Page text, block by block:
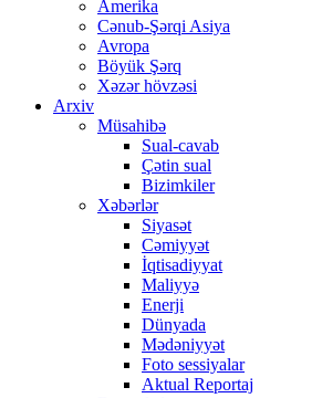
Amerika
Cənub-Şərqi Asiya
Avropa
Böyük Şərq
Xəzər hövzəsi
Arxiv
Müsahibə
Sual-cavab
Çətin sual
Bizimkiler
Xəbərlər
Siyasət
Cəmiyyət
İqtisadiyyat
Maliyyə
Enerji
Dünyada
Mədəniyyət
Foto sessiyalar
Aktual Reportaj